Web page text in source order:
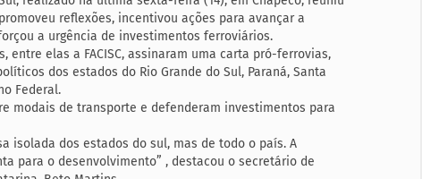
reflexões, incentivou ações para avançar a
a urgência de investimentos ferroviários.
elas a FACISC, assinaram uma carta pró-ferrovias,
dos estados do Rio Grande do Sul, Paraná, Santa
Federal.
modais de transporte e defenderam investimentos para
isolada dos estados do sul, mas de todo o país. A
para o desenvolvimento” , destacou o secretário de